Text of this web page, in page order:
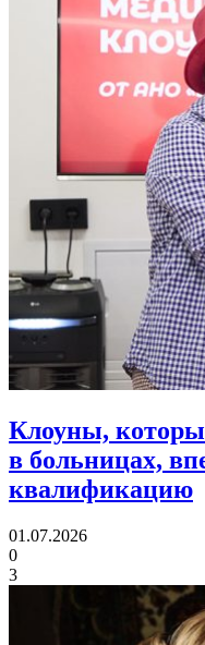
Клоуны,
в больницах,
квалификацию
01.07.2026
0
3